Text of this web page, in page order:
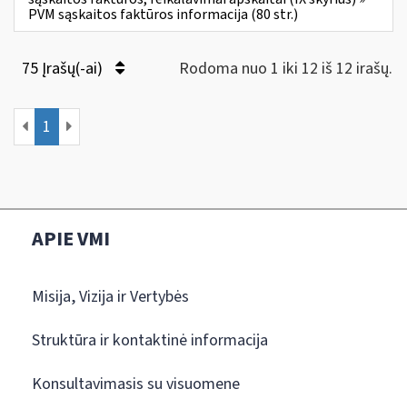
PVM sąskaitos faktūros informacija (80 str.)
75 Įrašų(-ai) Rodoma nuo 1 iki 12 iš 12 irašų.
1
APIE VMI
Misija, Vizija ir Vertybės
Struktūra ir kontaktinė informacija
Konsultavimasis su visuomene